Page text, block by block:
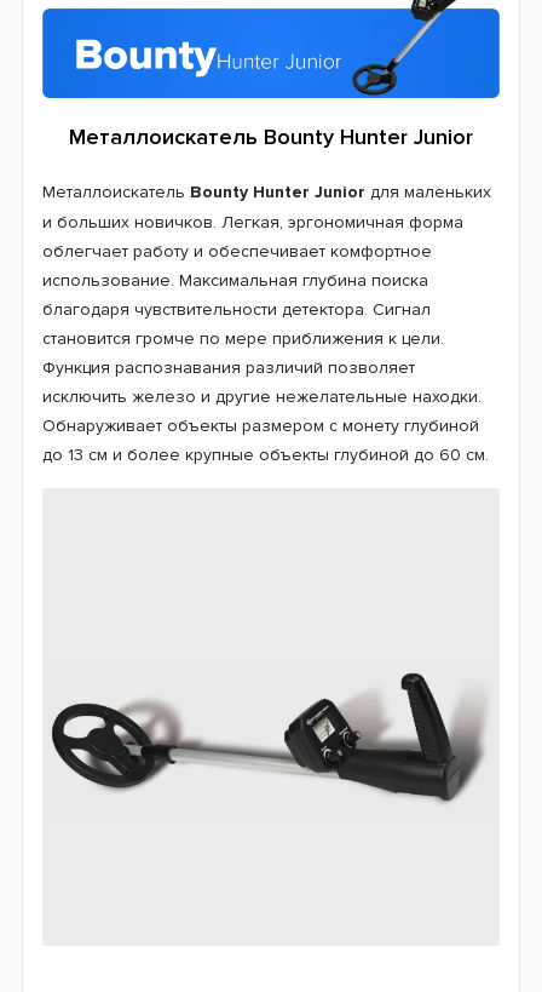
Металлоискатель Bounty Hunter Junior
Металлоискатель Bounty Hunter Junior для маленьких
и больших новичков. Легкая, эргономичная форма
облегчает работу и обеспечивает комфортное
использование. Максимальная глубина поиска
благодаря чувствительности детектора. Сигнал
становится громче по мере приближения к цели.
Функция распознавания различий позволяет
исключить железо и другие нежелательные находки.
Обнаруживает объекты размером с монету глубиной
до 13 см и более крупные объекты глубиной до 60 см.